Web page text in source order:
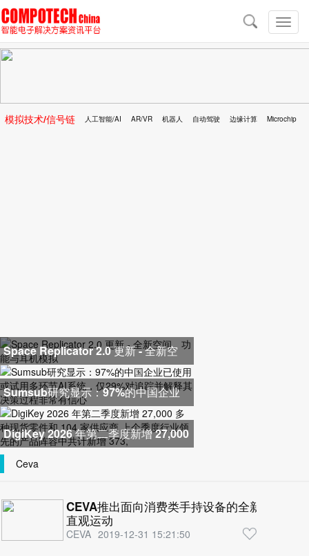
切
换
导
导
航
模拟技术/信号链 人工智能/AI AR/VR 机器人 自动驾驶 边缘计算 Microchip
Space Replicator 2.0 更新 - 全新空
间、功能与耳机模拟
Sumsub研究显示：97%的中国企业
已使用或试用多环节AI系统，仅2
DigiKey 2026 年第二季度新增 27,000
多种现货零件和 104 家供应商
Ceva
CEVA推出面向消费类手持设备的全新传感器
直观运动
CEVA 2019-12-31 15:21:50